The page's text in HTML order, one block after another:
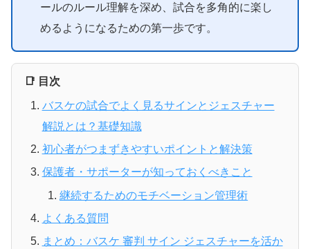
ールのルール理解を深め、試合を多角的に楽し
めるようになるための第一歩です。
📑 目次
バスケの試合でよく見るサインとジェスチャー
解説とは？基礎知識
初心者がつまずきやすいポイントと解決策
保護者・サポーターが知っておくべきこと
継続するためのモチベーション管理術
よくある質問
まとめ：バスケ 審判 サイン ジェスチャーを活か